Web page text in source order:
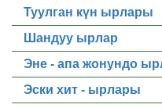
Туулган күн ырлары
Шандуу ырлар
Эне - апа жонундо
Эски хит - ырлары